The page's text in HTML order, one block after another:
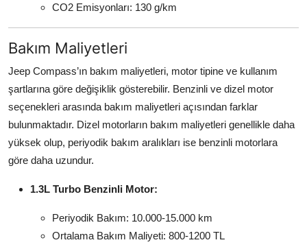
CO2 Emisyonları: 130 g/km
Bakım Maliyetleri
Jeep Compass’ın bakım maliyetleri, motor tipine ve kullanım
şartlarına göre değişiklik gösterebilir. Benzinli ve dizel motor
seçenekleri arasında bakım maliyetleri açısından farklar
bulunmaktadır. Dizel motorların bakım maliyetleri genellikle daha
yüksek olup, periyodik bakım aralıkları ise benzinli motorlara
göre daha uzundur.
1.3L Turbo Benzinli Motor:
Periyodik Bakım: 10.000-15.000 km
Ortalama Bakım Maliyeti: 800-1200 TL